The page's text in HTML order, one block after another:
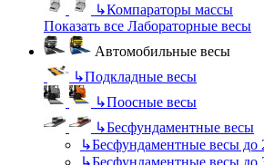
↳Компараторы массы
Показать все Лабораторные весы
Автомобильные весы
↳Подкладные весы
↳Поосные весы
↳Бесфундаментные весы
↳Бесфундаментные весы до
↳Бесфундаментные весы до